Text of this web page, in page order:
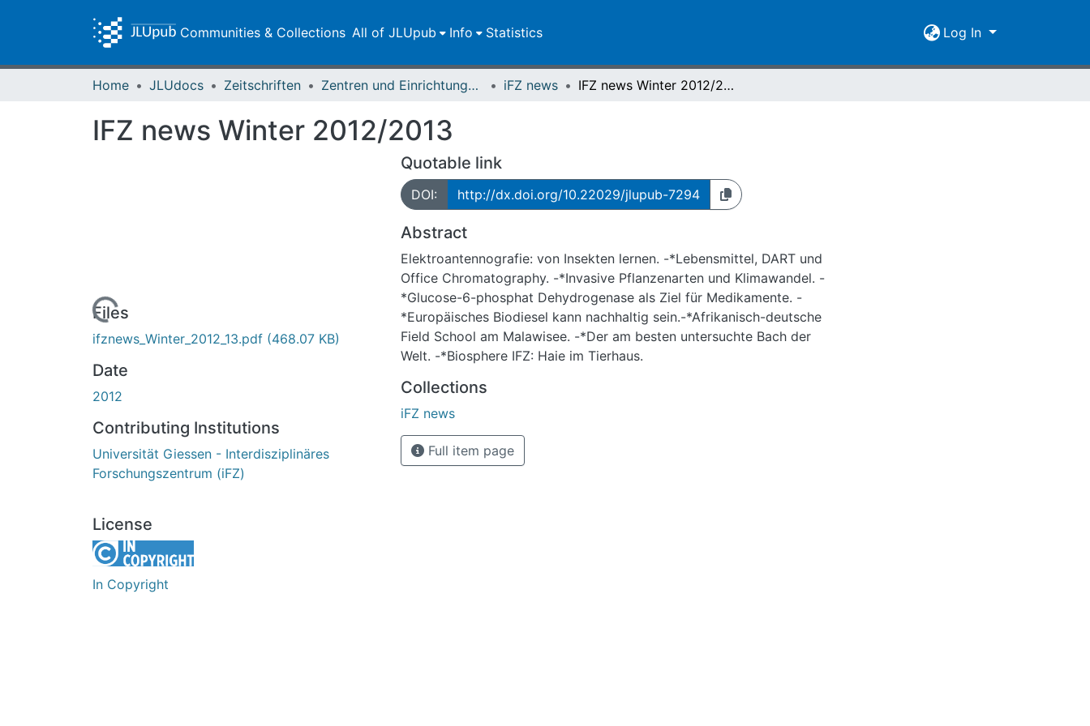
Communities & Collections All of JLUpub Info Statistics Log In
Home JLUdocs Zeitschriften Zentren und Einrichtungen der JLU iFZ news IFZ news Winter 2012/2013
IFZ news Winter 2012/2013
Loading...
Files
ifznews_Winter_2012_13.pdf (468.07 KB)
Date
2012
Contributing Institutions
Universität Giessen - Interdisziplinäres
Forschungszentrum (iFZ)
License
In Copyright
Quotable link
DOI: http://dx.doi.org/10.22029/jlupub-7294
Abstract
Elektroantennografie: von Insekten lernen. -*Lebensmittel, DART und
Office Chromatography. -*Invasive Pflanzenarten und Klimawandel. -
*Glucose-6-phosphat Dehydrogenase als Ziel für Medikamente. -
*Europäisches Biodiesel kann nachhaltig sein.-*Afrikanisch-deutsche
Field School am Malawisee. -*Der am besten untersuchte Bach der
Welt. -*Biosphere IFZ: Haie im Tierhaus.
Collections
iFZ news
Full item page